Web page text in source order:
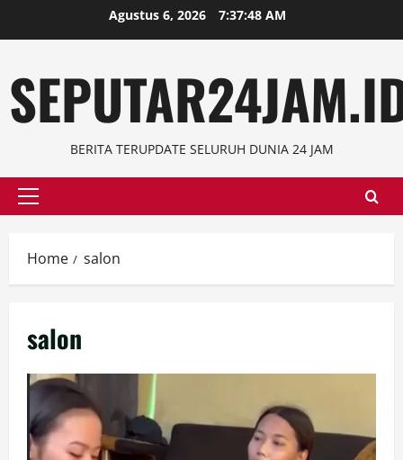
to
Agustus 6, 2026 7:37:49 AM
BERITA TERUPDATE SELURUH DUNIA 24 JAM
Primary
Home salon
salon